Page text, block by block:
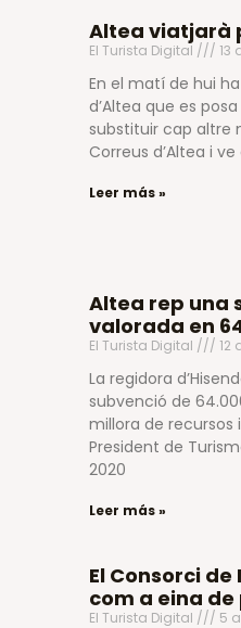
Altea viatjarà
El Turista Digital 13
En el matí de hui
d’Altea que es
substituir cap altre
Correus d’Altea i
Leer más »
Altea rep una
valorada en
El Turista Digital 12
La regidora
subvenció de
millora de recursos
President de
2020
Leer más »
El Consorci
com a eina
El Turista Digital 5